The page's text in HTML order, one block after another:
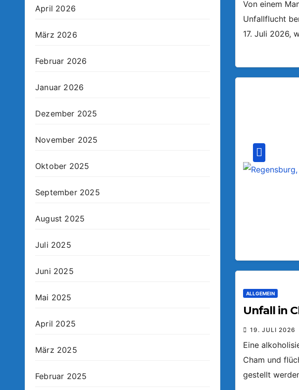
April 2026
März 2026
Februar 2026
Januar 2026
Dezember 2025
November 2025
Oktober 2025
September 2025
August 2025
Juli 2025
Juni 2025
Mai 2025
April 2025
März 2025
Februar 2025
Von einem
Unfallflucht
17. Juli 2026,
ALLGEMEIN
Unfall in
19. JULI 2026
Eine
Cham und
gestellt